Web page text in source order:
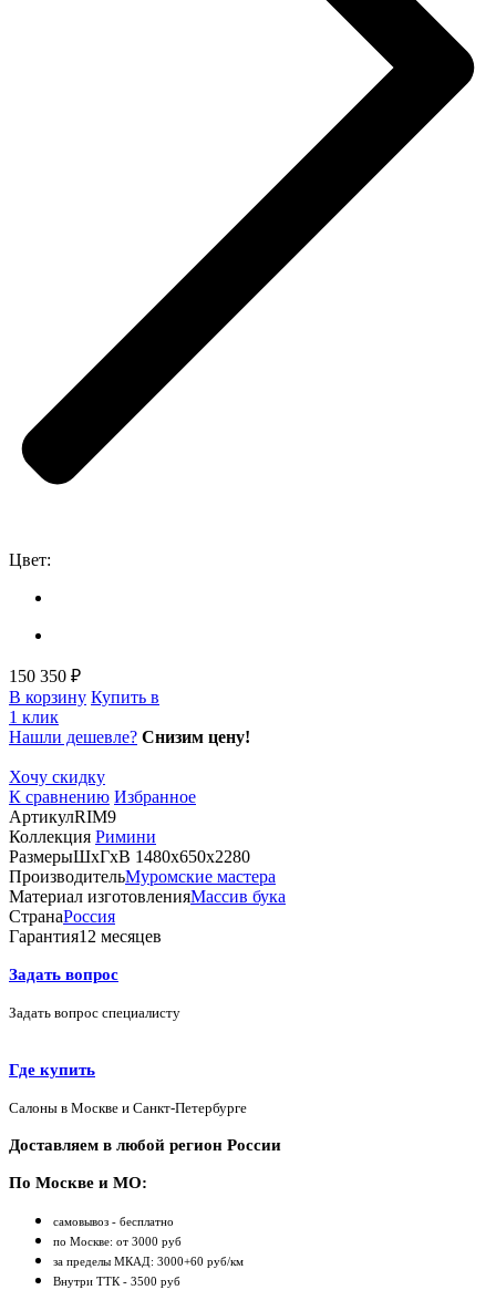
Цвет:
150 350 ₽
В корзину Купить в
1 клик
Нашли дешевле? Снизим цену!
Хочу скидку
К сравнению Избранное
АртикулRIM9
Коллекция Римини
РазмерыШхГхВ 1480х650х2280
ПроизводительМуромские мастера
Материал изготовленияМассив бука
СтранаРоссия
Гарантия12 месяцев
Задать вопрос
Задать вопрос специалисту
Где купить
Салоны в Москве и Санкт-Петербурге
Доставляем в любой регион России
По Москве и МО:
самовывоз - бесплатно
по Москве: от 3000 руб
за пределы МКАД: 3000+60 руб/км
Внутри ТТК - 3500 руб